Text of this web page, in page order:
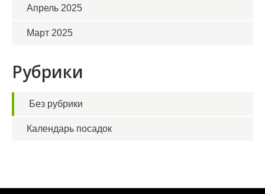
Апрель 2025
Март 2025
Рубрики
Без рубрики
Календарь посадок